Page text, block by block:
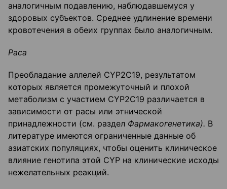
аналогичным подавлению, наблюдавшемуся у
здоровых субъектов. Среднее удлинение времени
кровотечения в обеих группах было аналогичным.
Раса
Преобладание аллелей CYP2C19, результатом
которых является промежуточный и плохой
метаболизм с участием CYP2C19 различается в
зависимости от расы или этнической
принадлежности (см. раздел Фармакогенетика). В
литературе имеются ограниченные данные об
азиатских популяциях, чтобы оценить клиническое
влияние генотипа этой CYP на клинические исходы
нежелательных реакций.